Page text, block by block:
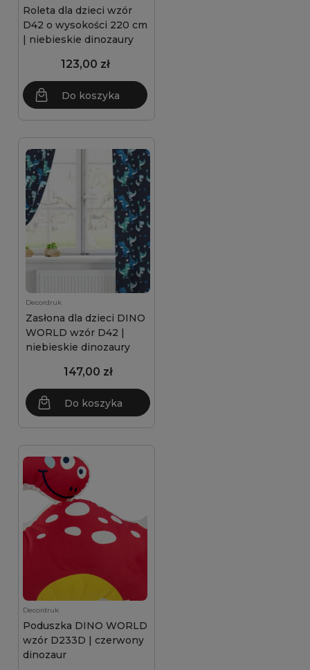
Roleta dla dzieci wzór
D42 o wysokości 220 cm
| niebieskie dinozaury
123,00 zł
Do koszyka
Decordruk
Zasłona dla dzieci DINO
WORLD wzór D42 |
niebieskie dinozaury
147,00 zł
Do koszyka
Decordruk
Poduszka DINO WORLD
wzór D233D | czerwony
dinozaur